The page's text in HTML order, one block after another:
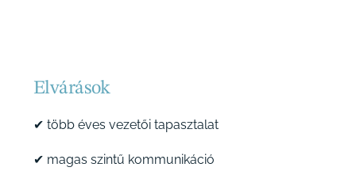
Elvárások
✔ több éves vezetői tapasztalat
✔ magas szintű kommunikáció